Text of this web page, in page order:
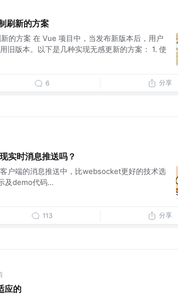
刷新的方案
的方案 在 Vue 项目中，当发布新版本后，用户
旧版本。以下是几种实现无感更新的方案： 1. 使
6 分享
实时消息推送吗？
户端的消息推送中，比websocket更好的技术选
及demo代码...
113 分享
应的